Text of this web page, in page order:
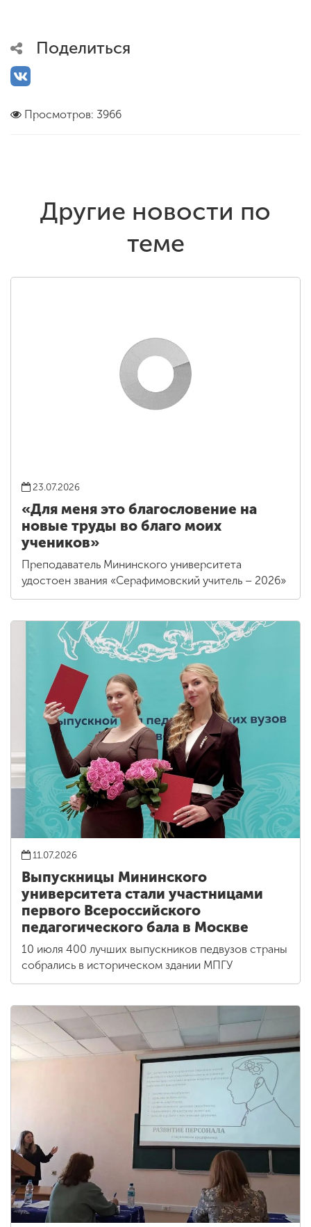
Поделиться
Просмотров: 3966
Другие новости по
теме
23.07.2026
«Для меня это благословение на
новые труды во благо моих
учеников»
Преподаватель Мининского университета
удостоен звания «Серафимовский учитель – 2026»
11.07.2026
Выпускницы Мининского
университета стали участницами
первого Всероссийского
педагогического бала в Москве
10 июля 400 лучших выпускников педвузов страны
собрались в историческом здании МПГУ